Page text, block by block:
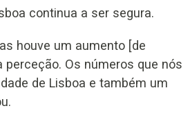
continua a ser segura.
houve um aumento [de
perceção. Os números que nós
de Lisboa e também um